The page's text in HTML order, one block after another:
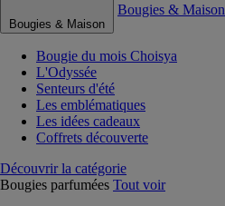
Bougies & Maison
Bougies & Maison
Bougie du mois Choisya
L'Odyssée
Senteurs d'été
Les emblématiques
Les idées cadeaux
Coffrets découverte
Découvrir la catégorie
Bougies parfumées Tout voir